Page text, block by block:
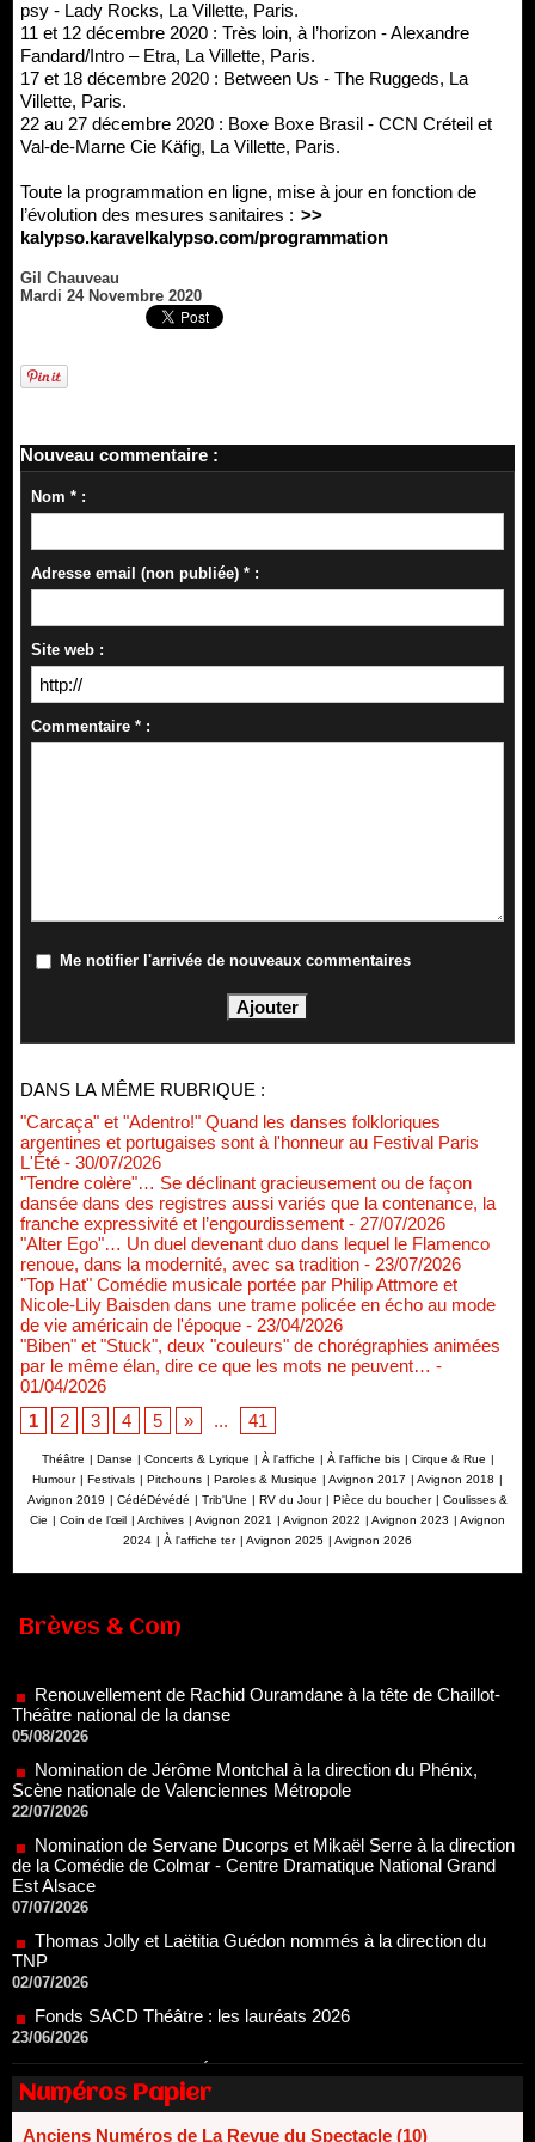
psy - Lady Rocks, La Villette, Paris.
11 et 12 décembre 2020 : Très loin, à l’horizon - Alexandre
Fandard/Intro – Etra, La Villette, Paris.
17 et 18 décembre 2020 : Between Us - The Ruggeds, La
Villette, Paris.
22 au 27 décembre 2020 : Boxe Boxe Brasil - CCN Créteil et
Val-de-Marne Cie Käfig, La Villette, Paris.
Toute la programmation en ligne, mise à jour en fonction de
l’évolution des mesures sanitaires : >>
kalypso.karavelkalypso.com/programmation
Gil Chauveau
Mardi 24 Novembre 2020
Nouveau commentaire :
Nom * :
Adresse email (non publiée) * :
Site web :
Commentaire * :
Me notifier l'arrivée de nouveaux commentaires
DANS LA MÊME RUBRIQUE :
"Carcaça" et "Adentro!" Quand les danses folkloriques
argentines et portugaises sont à l'honneur au Festival Paris
L'Été - 30/07/2026
"Tendre colère"… Se déclinant gracieusement ou de façon
dansée dans des registres aussi variés que la contenance, la
franche expressivité et l’engourdissement - 27/07/2026
"Alter Ego"… Un duel devenant duo dans lequel le Flamenco
renoue, dans la modernité, avec sa tradition - 23/07/2026
"Top Hat" Comédie musicale portée par Philip Attmore et
Nicole-Lily Baisden dans une trame policée en écho au mode
de vie américain de l'époque - 23/04/2026
"Biben" et "Stuck", deux "couleurs" de chorégraphies animées
par le même élan, dire ce que les mots ne peuvent… -
01/04/2026
1
2 3 4 5 » ... 41
Théâtre | Danse | Concerts & Lyrique | À l'affiche | À l'affiche bis | Cirque & Rue |
Humour | Festivals | Pitchouns | Paroles & Musique | Avignon 2017 | Avignon 2018 |
Avignon 2019 | CédéDévédé | Trib'Une | RV du Jour | Pièce du boucher | Coulisses &
Cie | Coin de l’œil | Archives | Avignon 2021 | Avignon 2022 | Avignon 2023 | Avignon
2024 | À l'affiche ter | Avignon 2025 | Avignon 2026
Brèves & Com
Renouvellement de Rachid Ouramdane à la tête de Chaillot-
Nomination de Jérôme Montchal à la direction du Phénix,
Scène nationale de Valenciennes Métropole
22/07/2026
Nomination de Servane Ducorps et Mikaël Serre à la direction
de la Comédie de Colmar - Centre Dramatique National Grand
Est Alsace
07/07/2026
Thomas Jolly et Laëtitia Guédon nommés à la direction du
TNP
02/07/2026
Fonds SACD Théâtre : les lauréats 2026
23/06/2026
20/06/2026
Le palmarès des prix SACD 2026
18/06/2026
Les 10 lauréats du Fonds Grandes Formes Théâtre 2026
SACD
Numéros Papier
Anciens Numéros de La Revue du Spectacle (10)